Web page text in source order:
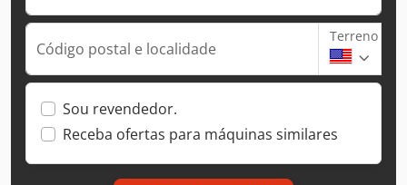
Código postal e localidade
Terreno
Sou revendedor.
Receba ofertas para máquinas similares